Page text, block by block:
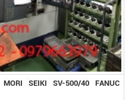
SEIKI SV-500/40 FANUC